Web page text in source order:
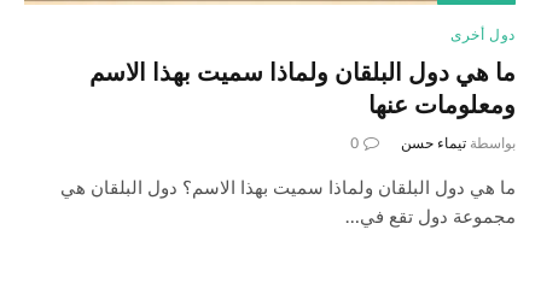
دول أخرى
ما هي دول البلقان ولماذا سميت بهذا الاسم
ومعلومات عنها
بواسطة تيماء حسن 0
ما هي دول البلقان ولماذا سميت بهذا الاسم؟ دول البلقان هي
مجموعة دول تقع في…